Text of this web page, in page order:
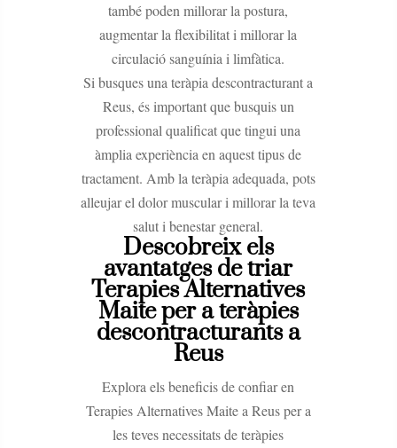
també poden millorar la postura,
augmentar la flexibilitat i millorar la
circulació sanguínia i limfàtica.
Si busques una teràpia descontracturant a
Reus, és important que busquis un
professional qualificat que tingui una
àmplia experiència en aquest tipus de
tractament. Amb la teràpia adequada, pots
alleujar el dolor muscular i millorar la teva
salut i benestar general.
Descobreix els
avantatges de triar
Terapies Alternatives
Maite per a teràpies
descontracturants a
Reus
Explora els beneficis de confiar en
Terapies Alternatives Maite a Reus per a
les teves necessitats de teràpies